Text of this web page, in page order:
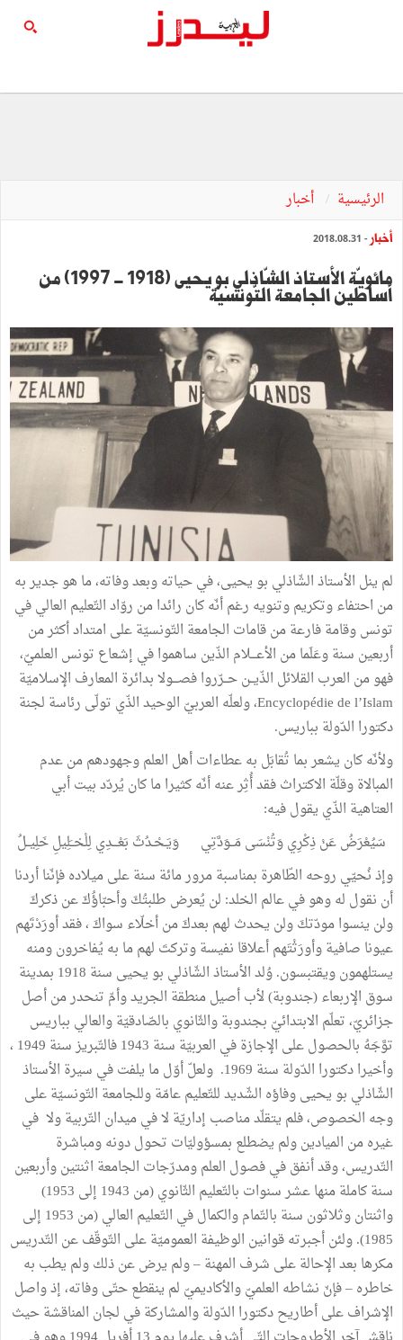
الرئيسية أخبار
أخبار - 2018.08.31
مائويّة الأستاذ الشّاذلي بو يحيى (1918 - 1997) من
أساطين الجامعة التّونسيّة
لم ينل الأستاذ الشّاذلي بو يحيى، في حياته وبعد وفاته، ما هو جدير به
من احتفاء وتكريم وتنويه رغم أنّه كان رائدا من روّاد التّعليم العالي في
تونس وقامة فارعة من قامات الجامعة التّونسيّة على امتداد أكثر من
أربعين سنة وعَلَما من الأعـــلام الذّين ساهموا في إشعاع تونس العلميّ،
فهو من العرب القلائل الذّيــن حــرّروا فصـــولا بدائرة المعارف الإسلاميّة
Encyclopédie de l’Islam، ولعلّه العربيّ الوحيد الذّي تولّى رئاسة لجنة
دكتورا الدّولة بباريس.
ولأنّه كان يشعر بما تُقابَل به عطاءات أهل العلم وجهودهم من عدم
المبالاة وقلّة الاكتراث فقد أُثِر عنه أنّه كثيرا ما كان يُردّد بيت أبي
العتاهية الذّي يقول فيه:
سَيُعْرَضُ عَنْ ذِكْرِي وَتُنْسَى مَــوَدَّتِي وَيَـحْـدُثَ بَعْـــدِي لِلْخــَلِيلِ خَلِيــلُ
وإذ نُحيّي روحه الطّاهرة بمناسبة مرور مائة سنة على ميلاده فإنّنا أردنا
أن نقول له وهو في عالم الخلد: لن يُعرض طلبتُكَ وأحبّاؤُكَ عن ذكركَ
ولن ينسوا مودّتكَ ولن يحدث لهم بعدكَ من أخلّاء سواكَ ، فقد أورَدْتَهم
عيونا صافية وأورَثْتَهم أعلاقا نفيسة وتركتَ لهم ما به يُفاخرون ومنه
يستلهمون ويقتبسون. وُلد الأستاذ الشّاذلي بو يحيى سنة 1918 بمدينة
سوق الإربعاء (جندوبة) لأب أصيل منطقة الجريد وأمّ تنحدر من أصل
جزائريّ، تعلّم الابتدائيّ بجندوبة والثّانوي بالصّادقيّة والعالي بباريس
توَّجَهُ بالحصول على الإجازة في العربيّة سنة 1943 فالتّبريز سنة 1949 ،
وأخيرا دكتورا الدّولة سنة 1969. ولعلّ أوّل ما يلفت في سيرة الأستاذ
الشّاذلي بو يحيى وفاؤه الشّديد للتّعليم عامّة وللجامعة التّونسيّة على
وجه الخصوص، فلم يتقلّد مناصب إداريّة لا في ميدان التّربية ولا في
غيره من الميادين ولم يضطلع بمسؤوليّات تحول دونه ومباشرة
التّدريس، وقد أنفق في فصول العلم ومدرّجات الجامعة اثنتين وأربعين
سنة كاملة منها عشر سنوات بالتّعليم الثّانوي (من 1943 إلى 1953)
واثنتان وثلاثون سنة بالتّمام والكمال في التّعليم العالي (من 1953 إلى
1985). ولئن أجبرته قوانين الوظيفة العموميّة على التّوقّف عن التّدريس
مكرها بعد الإحالة على شرف المهنة – ولم يرض عن ذلك ولم يطب به
خاطره – فإنّ نشاطه العلميّ والأكاديميّ لم ينقطع حتّى وفاته، إذ واصل
الإشراف على أطاريح دكتورا الدّولة والمشاركة في لجان المناقشة حيث